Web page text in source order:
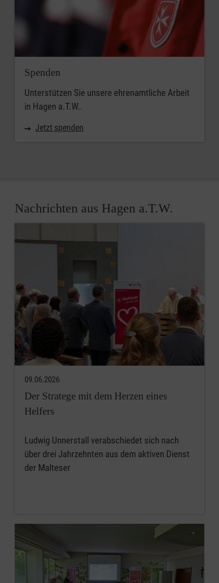
Spenden
Unterstützen Sie unsere ehrenamtliche Arbeit
in Hagen a.T.W..
Jetzt spenden
Nachrichten aus Hagen a.T.W.
09.06.2026
Der Stratege mit dem Herzen eines
Helfers
Ludwig Unnerstall verabschiedet sich nach
über drei Jahrzehnten aus dem aktiven Dienst
der Malteser